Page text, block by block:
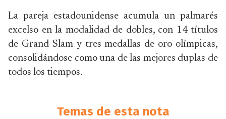
La pareja estadounidense acumula un palmarés
excelso en la modalidad de dobles, con 14 títulos
de Grand Slam y tres medallas de oro olímpicas,
consolidándose como una de las mejores duplas de
todos los tiempos.
Temas de esta nota